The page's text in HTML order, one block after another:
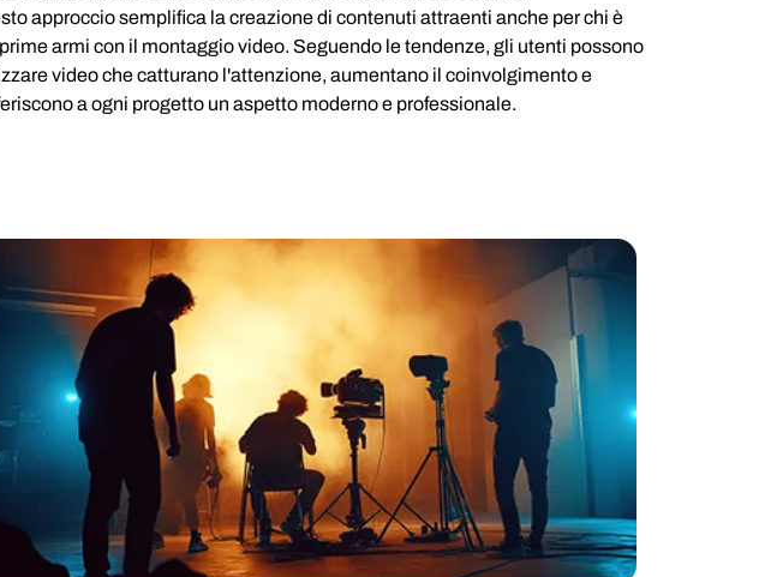
approccio semplifica la creazione di contenuti attraenti anche per chi è
armi con il montaggio video. Seguendo le tendenze, gli utenti possono
video che catturano l'attenzione, aumentano il coinvolgimento e
a ogni progetto un aspetto moderno e professionale.